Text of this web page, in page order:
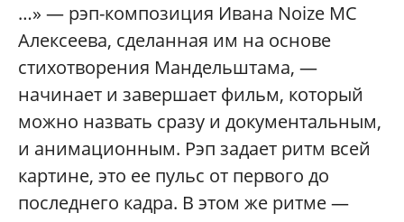
…» — рэп-композиция Ивана Noize MC
Алексеева, сделанная им на основе
стихотворения Мандельштама, —
начинает и завершает фильм, который
можно назвать сразу и документальным,
и анимационным. Рэп задает ритм всей
картине, это ее пульс от первого до
последнего кадра. В этом же ритме —